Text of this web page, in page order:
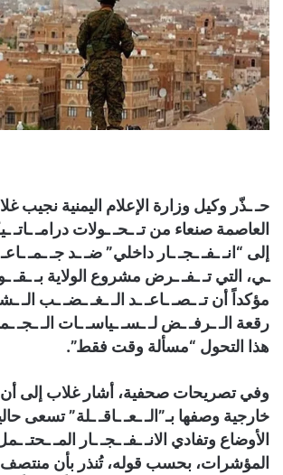
حـ ـذّر وكيل وزارة الإعلام اليمنية نجيب
العاصمة صنعاء من تـ ـحـ ـولات درامـ ـاتـ
إلى “انـ ـفـ ـجـ ـار داخلي” ضـ ـد جـ ـمـ ـاعـ
ـي، التي تـ ـفـ ـرض مشروع الولاية بـ ـقـ
مؤكداً أن تـ ـصـ ـاعـ ـد الـ ـغـ ـضـ ـب الـ
رقعة الـ ـرفـ ـض لـ ـسـ ـياسـ ـات الـ ـجـ
هذا التحول “مسألة وقت فقط”.
وفي تصريحات صحفية، أشار غلاب إلى أن
خارجية وصفها بـ”الـ ـعـ ـاقـ ـلة” تسعى
الأوضاع وتفادي الانـ ـفـ ـجـ ـار المـ ـحتـ
المؤشرات، بحسب قوله، تُنذر بأن منتصف